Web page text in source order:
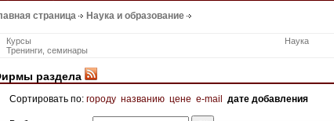
страница Наука и образование
Курсы Наука
Тренинги, семинары
раздела
Сортировать по: городу названию цене e-mail дате добавления